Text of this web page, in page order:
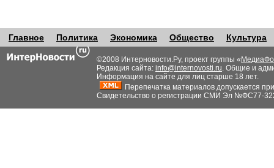
Главное Политика Экономика Общество Культура
©2008 Интерновости.Ру, проект группы «
Редакция сайта: info@internovosti.ru. Общие и
Информация на сайте для лиц старше 18 лет.
Перепечатка материалов допускается
Свидетельство о регистрации СМИ Эл №ФС77-